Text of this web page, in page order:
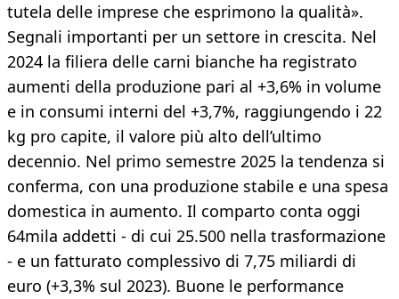
tutela delle imprese che esprimono la qualità».
Segnali importanti per un settore in crescita. Nel
2024 la filiera delle carni bianche ha registrato
aumenti della produzione pari al +3,6% in volume
e in consumi interni del +3,7%, raggiungendo i 22
kg pro capite, il valore più alto dell’ultimo
decennio. Nel primo semestre 2025 la tendenza si
conferma, con una produzione stabile e una spesa
domestica in aumento. Il comparto conta oggi
64mila addetti - di cui 25.500 nella trasformazione
- e un fatturato complessivo di 7,75 miliardi di
euro (+3,3% sul 2023). Buone le performance